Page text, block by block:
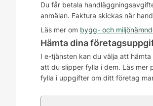
Du får betala
anmälan. Faktura skickas när
Läs mer om bygg- och
Hämta dina
I e-tjänsten kan du välja att
att du slipper fylla i dem. Läs mer
fylla i uppgifter om ditt företag